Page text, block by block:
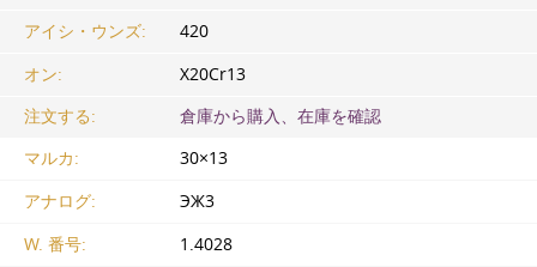
アイシ・ウンズ:
420
オン:
X20Cr13
注文する:
倉庫から購入、在庫を確認
マルカ:
30×13
アナログ:
ЭЖ3
W. 番号:
1.4028